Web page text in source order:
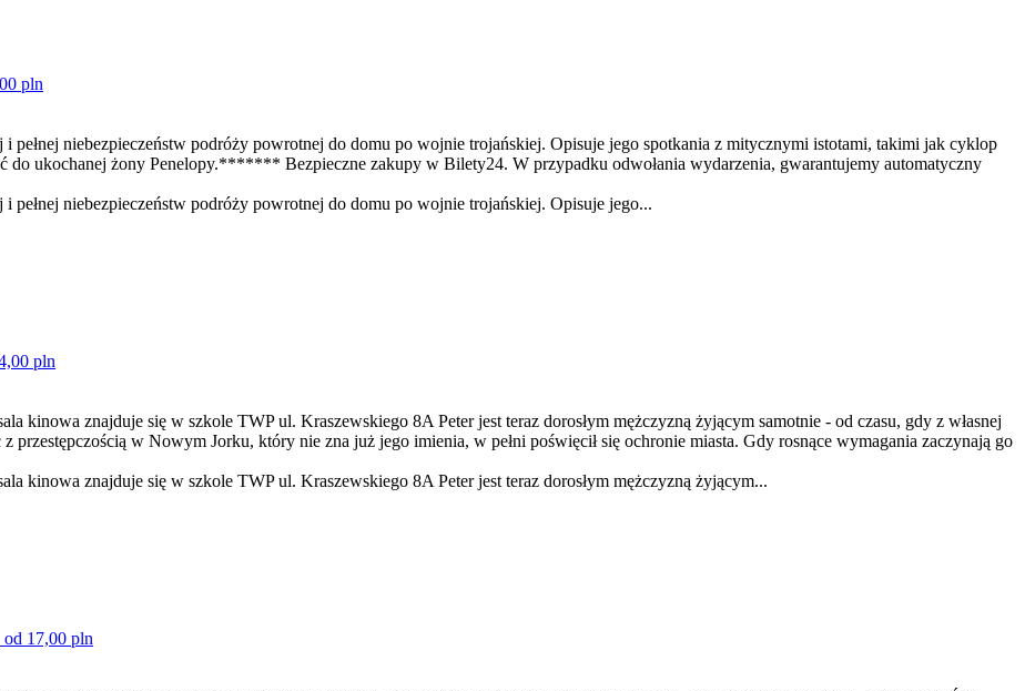
pln
pełnej niebezpieczeństw podróży powrotnej do domu po wojnie trojańskiej. Opisuje jego spotkania z mitycznymi istotami, takimi jak cyklop
ukochanej żony Penelopy.******* Bezpieczne zakupy w Bilety24. W przypadku odwołania wydarzenia, gwarantujemy automatyczny
pełnej niebezpieczeństw podróży powrotnej do domu po wojnie trojańskiej. Opisuje jego...
pln
znajduje się w szkole TWP ul. Kraszewskiego 8A Peter jest teraz dorosłym mężczyzną żyjącym samotnie - od czasu, gdy z własnej
przestępczością w Nowym Jorku, który nie zna już jego imienia, w pełni poświęcił się ochronie miasta. Gdy rosnące wymagania zaczynają go
znajduje się w szkole TWP ul. Kraszewskiego 8A Peter jest teraz dorosłym mężczyzną żyjącym...
od 17,00 pln